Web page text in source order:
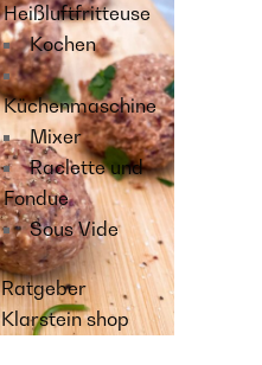
Heißluftfritteuse
Kochen
Küchenmaschine
Mixer
Raclette und
Fondue
Sous Vide
Ratgeber
Klarstein shop